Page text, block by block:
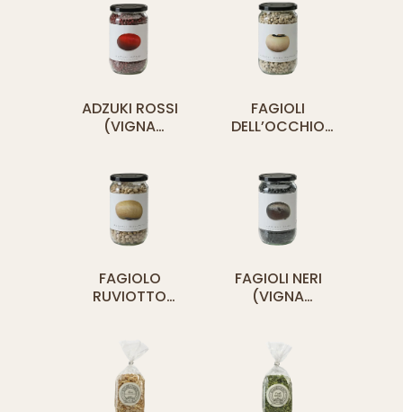
ADZUKI ROSSI
(VIGNA
FAGIOLI
DELL’OCCHIO
FAGIOLO
RUVIOTTO
FAGIOLI NERI
(VIGNA